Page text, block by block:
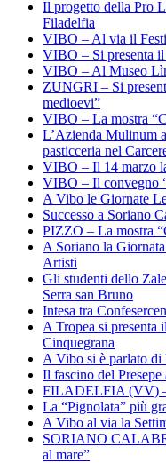
Il progetto della Pro
Filadelfia
VIBO – Al via il
VIBO – Si presenta
VIBO – Al Museo
ZUNGRI – Si
medioevi”
VIBO – La mostra
L’Azienda Mulinum
pasticceria nel
VIBO – Il 14 marzo
VIBO – Il convegno
A Vibo le Giornate
Successo a Soriano
PIZZO – La mostra
A Soriano la
Artisti
Gli studenti dello
Serra san Bruno
Intesa tra
A Tropea si presenta
Cinquegrana
A Vibo si è parlato di
Il fascino del
FILADELFIA (VV) –
La “Pignolata” più
A Vibo al via la
SORIANO
al mare”